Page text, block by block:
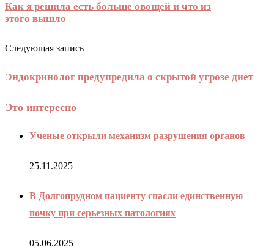
Как я решила есть больше овощей и что из
этого вышло
Следующая запись
Эндокринолог предупредила о скрытой угрозе диет
Это интересно
Ученые открыли механизм разрушения органов
25.11.2025
В Долгопрудном пациенту спасли единственную
почку при серьезных патологиях
05.06.2025